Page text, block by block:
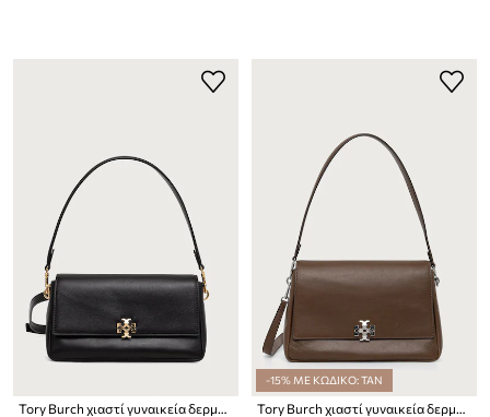
Tory Burch χιαστί γυναικεία δερμάτινη Charlie
-15% ΜΕ ΚΩΔΙΚΟ: TAN
Tory Burch χιαστί γυναικεία δερμάτινη Charlie